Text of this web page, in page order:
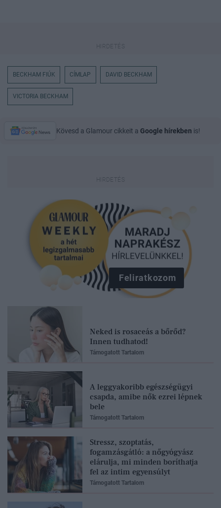
BECKHAM FIÚK CÍMLAP DAVID BECKHAM
VICTORIA BECKHAM
Kövesd a Glamour cikkeit a Google hírekben is!
Feliratkozom
Neked is rosaceás a bőrőd?
Innen tudhatod!
Támogatott Tartalom
A leggyakoribb egészségügyi
csapda, amibe nők ezrei lépnek
bele
Támogatott Tartalom
Stressz, szoptatás,
fogamzásgátló: a nőgyógyász
elárulja, mi minden boríthatja
fel az intim egyensúlyt
Támogatott Tartalom